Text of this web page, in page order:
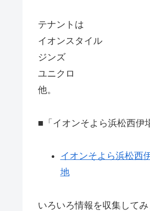
テナントは
イオンスタイル
ジンズ
ユニクロ
他。
■「イオンそよら浜松西伊
イオンそよら浜松西
地
いろいろ情報を収集してみ